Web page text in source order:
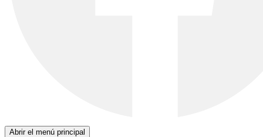
Abrir el menú principal